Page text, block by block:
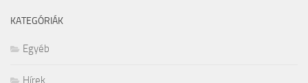
KATEGÓRIÁK
Egyéb
Hírek